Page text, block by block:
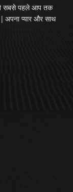
सबसे पहले आप तक
| अपना प्यार और साथ